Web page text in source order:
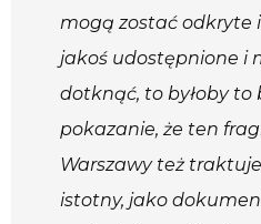
mogą zostać odkryte
jakoś udostępnione i
dotknąć, to byłoby to
pokazanie, że ten
Warszawy też
istotny, jako